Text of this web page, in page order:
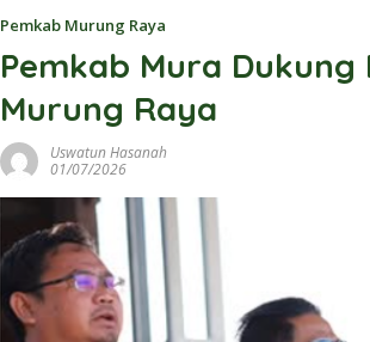
Pemkab Murung Raya
Pemkab Mura
Murung Raya
Uswatun Hasanah
01/07/2026